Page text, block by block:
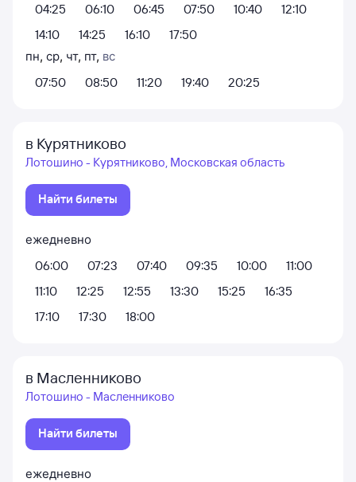
04:25
06:10 06:45 07:50 10:40
12:10
14:10
14:25 16:10
17:50
пн, ср, чт, пт, вс
07:50
08:50 11:20 19:40 20:25
в Курятниково
Лотошино - Курятниково, Московская область
Найти билеты
ежедневно
06:00
07:23 07:40 09:35 10:00
11:00
11:10
12:25 12:55 13:30 15:25
16:35
17:10
17:30 18:00
в Масленниково
Лотошино - Масленниково
Найти билеты
ежедневно